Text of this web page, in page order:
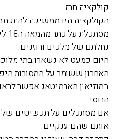
קולקציה תרז
הקולקציה הזו ממשיכה
נחלתם של מלכים ורוזנים.
היום כמעט לא נשארו בתי
האחרון ששומר על המסורות
במוזיאון הארמיטאג אפשר
הרוסי.
אם מסתכלים על תכשיטים
אותם שהם ענקיים.